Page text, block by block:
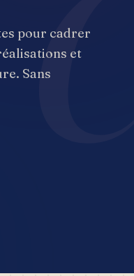
pour cadrer
et
Sans